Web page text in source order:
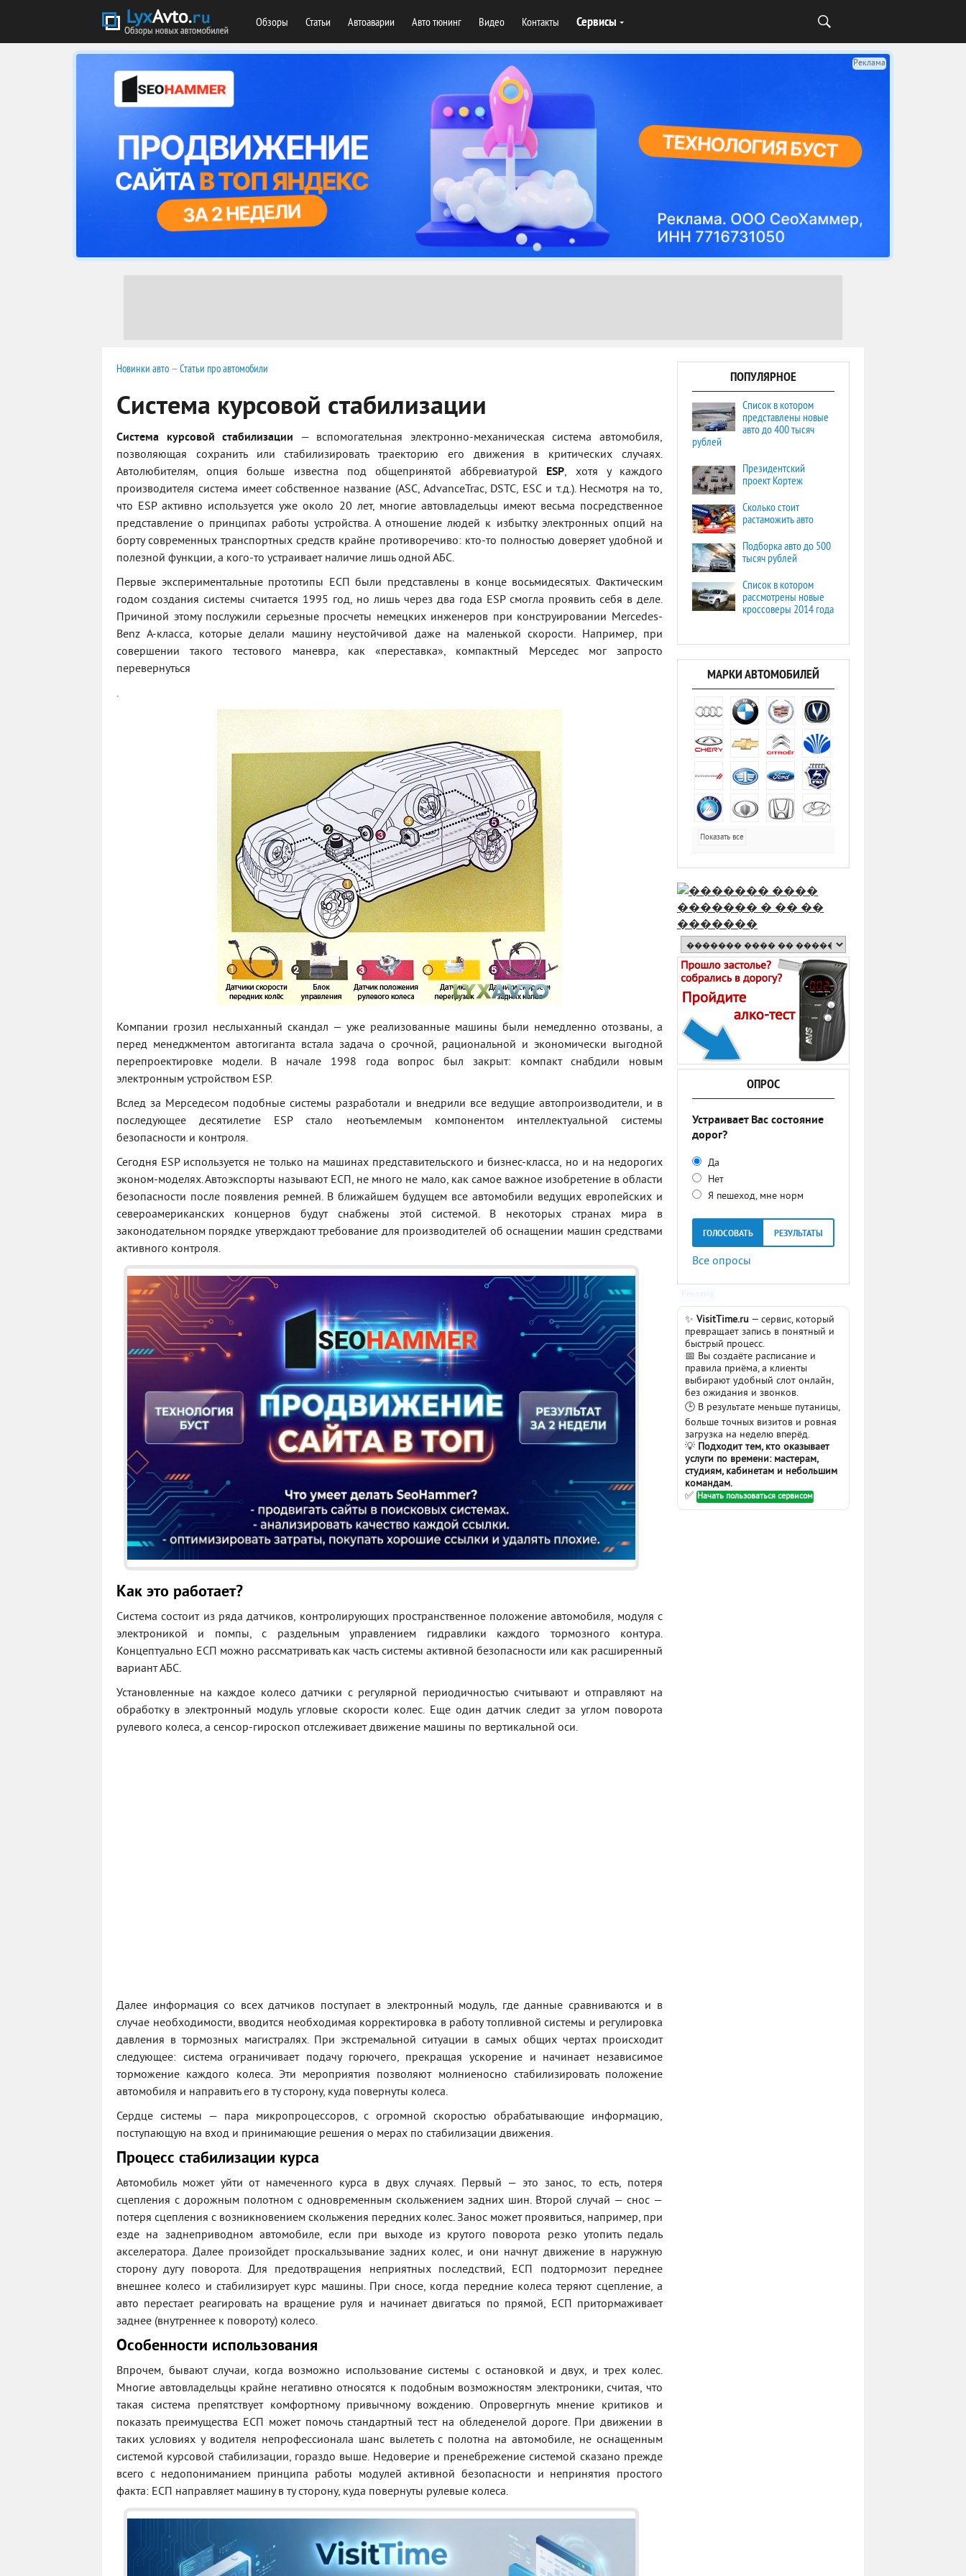
Обзоры Статьи Автоаварии Авто тюнинг Видео Контакты Сервисы
Реклама
Новинки авто —Статьи про автомобили
Система курсовой стабилизации
Система курсовой стабилизации — вспомогательная электронно-механическая система автомобиля,
позволяющая сохранить или стабилизировать траекторию его движения в критических случаях.
Автолюбителям, опция больше известна под общепринятой аббревиатурой ESP, хотя у каждого
производителя система имеет собственное название (ASC, AdvanceTrac, DSTC, ESC и т.д.). Несмотря на то,
что ESP активно используется уже около 20 лет, многие автовладельцы имеют весьма посредственное
представление о принципах работы устройства. А отношение людей к избытку электронных опций на
борту современных транспортных средств крайне противоречиво: кто-то полностью доверяет удобной и
полезной функции, а кого-то устраивает наличие лишь одной АБС.
Первые экспериментальные прототипы ЕСП были представлены в конце восьмидесятых. Фактическим
годом создания системы считается 1995 год, но лишь через два года ESP смогла проявить себя в деле.
Причиной этому послужили серьезные просчеты немецких инженеров при конструировании Mercedes-
Benz А-класса, которые делали машину неустойчивой даже на маленькой скорости. Например, при
совершении такого тестового маневра, как «переставка», компактный Мерседес мог запросто
перевернуться
.
Компании грозил неслыханный скандал — уже реализованные машины были немедленно отозваны, а
перед менеджментом автогиганта встала задача о срочной, рациональной и экономически выгодной
перепроектировке модели. В начале 1998 года вопрос был закрыт: компакт снабдили новым
электронным устройством ESP.
Вслед за Мерседесом подобные системы разработали и внедрили все ведущие автопроизводители, и в
последующее десятилетие ESP стало неотъемлемым компонентом интеллектуальной системы
безопасности и контроля.
Сегодня ESP используется не только на машинах представительского и бизнес-класса, но и на недорогих
эконом-моделях. Автоэкспорты называют ЕСП, не много не мало, как самое важное изобретение в области
безопасности после появления ремней. В ближайшем будущем все автомобили ведущих европейских и
североамериканских концернов будут снабжены этой системой. В некоторых странах мира в
законодательном порядке утверждают требование для производителей об оснащении машин средствами
активного контроля.
Реклама
Как это работает?
Система состоит из ряда датчиков, контролирующих пространственное положение автомобиля, модуля с
электроникой и помпы, с раздельным управлением гидравлики каждого тормозного контура.
Концептуально ЕСП можно рассматривать как часть системы активной безопасности или как расширенный
вариант АБС.
Установленные на каждое колесо датчики с регулярной периодичностью считывают и отправляют на
обработку в электронный модуль угловые скорости колес. Еще один датчик следит за углом поворота
рулевого колеса, а сенсор-гироскоп отслеживает движение машины по вертикальной оси.
Далее информация со всех датчиков поступает в электронный модуль, где данные сравниваются и в
случае необходимости, вводится необходимая корректировка в работу топливной системы и регулировка
давления в тормозных магистралях. При экстремальной ситуации в самых общих чертах происходит
следующее: система ограничивает подачу горючего, прекращая ускорение и начинает независимое
торможение каждого колеса. Эти мероприятия позволяют молниеносно стабилизировать положение
автомобиля и направить его в ту сторону, куда повернуты колеса.
Сердце системы — пара микропроцессоров, с огромной скоростью обрабатывающие информацию,
поступающую на вход и принимающие решения о мерах по стабилизации движения.
Процесс стабилизации курса
Автомобиль может уйти от намеченного курса в двух случаях. Первый — это занос, то есть, потеря
сцепления с дорожным полотном с одновременным скольжением задних шин. Второй случай — снос —
потеря сцепления с возникновением скольжения передних колес. Занос может проявиться, например, при
езде на заднеприводном автомобиле, если при выходе из крутого поворота резко утопить педаль
акселератора. Далее произойдет проскальзывание задних колес, и они начнут движение в наружную
сторону дугу поворота. Для предотвращения неприятных последствий, ЕСП подтормозит переднее
внешнее колесо и стабилизирует курс машины. При сносе, когда передние колеса теряют сцепление, а
авто перестает реагировать на вращение руля и начинает двигаться по прямой, ЕСП притормаживает
заднее (внутреннее к повороту) колесо.
Особенности использования
Впрочем, бывают случаи, когда возможно использование системы с остановкой и двух, и трех колес.
Многие автовладельцы крайне негативно относятся к подобным возможностям электроники, считая, что
такая система препятствует комфортному привычному вождению. Опровергнуть мнение критиков и
показать преимущества ЕСП может помочь стандартный тест на обледенелой дороге. При движении в
таких условиях у водителя непрофессионала шанс вылететь с полотна на автомобиле, не оснащенным
системой курсовой стабилизации, гораздо выше. Недоверие и пренебрежение системой сказано прежде
всего с недопониманием принципа работы модулей активной безопасности и непринятия простого
факта: ЕСП направляет машину в ту сторону, куда повернуты рулевые колеса.
ПОПУЛЯРНОЕ
Список в котором
представлены новые
авто до 400 тысяч
рублей
Президентский
проект Кортеж
Cколько стоит
растаможить авто
Подборка авто до 500
тысяч рублей
Список в котором
рассмотрены новые
кроссоверы 2014 года
МАРКИ АВТОМОБИЛЕЙ
Показать все
ОПРОС
Устраивает Вас состояние
дорог?
Да
Нет
Я пешеход, мне норм
ГОЛОСОВАТЬ РЕЗУЛЬТАТЫ
Все опросы
✨ VisitTime.ru — сервис, который
превращает запись в понятный и
быстрый процесс.
📅 Вы создаёте расписание и
правила приёма, а клиенты
выбирают удобный слот онлайн,
без ожидания и звонков.
🕒 В результате меньше путаницы,
больше точных визитов и ровная
загрузка на неделю вперёд.
💡 Подходит тем, кто оказывает
услуги по времени: мастерам,
студиям, кабинетам и небольшим
командам.
✅ Начать пользоваться сервисом